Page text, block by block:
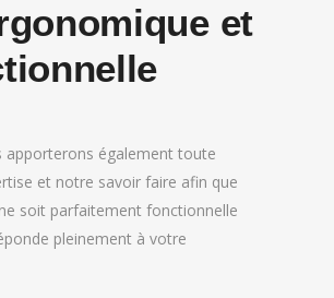
et
apporterons également toute
et notre savoir faire afin que
soit parfaitement fonctionnelle
pleinement à votre